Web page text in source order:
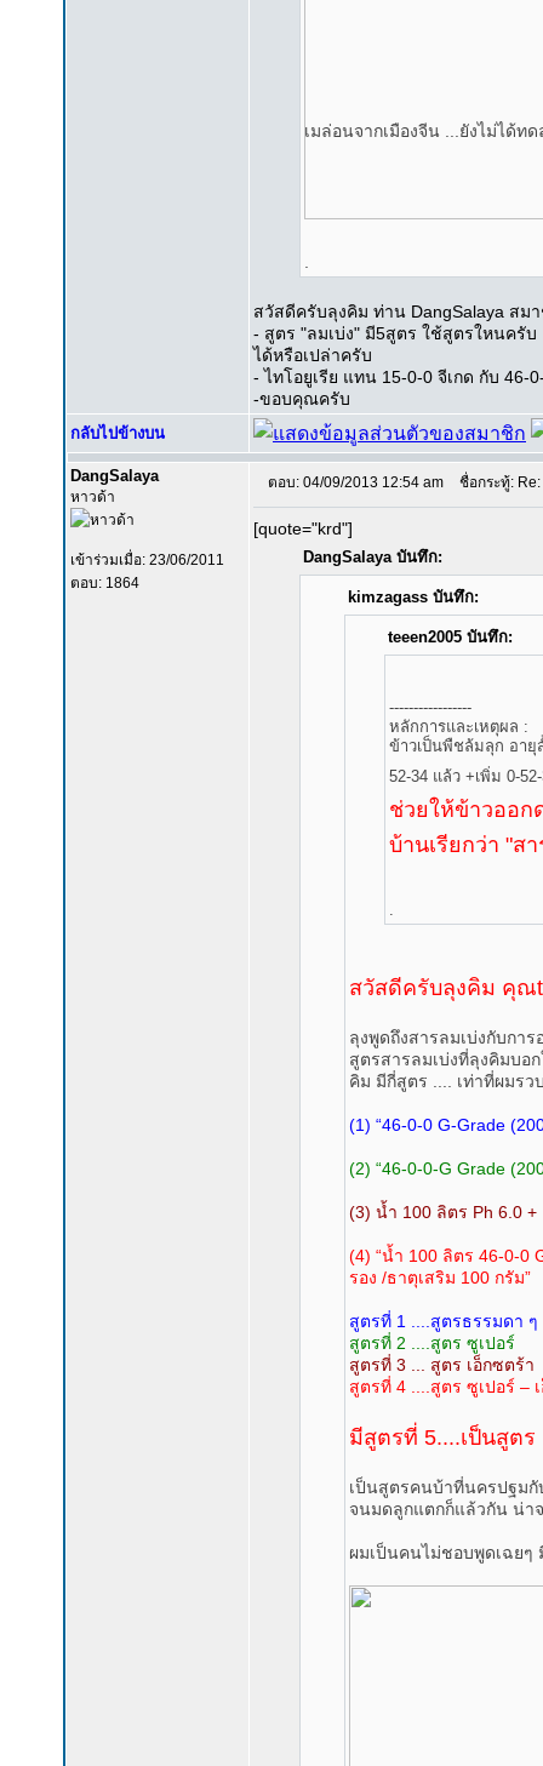
เมล่อนจากเมืองจีน ...ยังไม่ได้ท
สวัสดีครับลุงคิม ท่าน DangSalaya สม
- สูตร "ลมเบ่ง" มี5สูตร ใช้สูตรใหนครับ
ได้หรือเปล่าครับ
- ไทโอยูเรีย แทน 15-0-0 จีเกด กับ 46-
-ขอบคุณครับ
กลับไปข้างบน
DangSalaya
หาวด้า
เข้าร่วมเมื่อ: 23/06/2011
ตอบ: 1864
ตอบ: 04/09/2013 12:54 am ชื่อกระทู้:
[quote="krd"]
DangSalaya บันทึก:
kimzagass บันทึก:
teeen2005 บันทึก:
-----------------
หลักการและเหตุผล :
ข้าวเป็นพืชล้มลุก อายุ
52-34 แล้ว +เพิ่ม 0-
ช่วยให้ข้าวออก
บ้านเรียกว่า "สา
.
สวัสดีครับลุงคิม คุณ
ลุงพูดถึงสารลมเบ่งกับกา
สูตรสารลมเบ่งที่ลุงคิมบอ
คิม มีกี่สูตร .... เท่าที่ผมรว
(1) “46-0-0 G-Grade
(2) “46-0-0-G Grade
(3) น้ำ 100 ลิตร Ph 6.0
(4) “น้ำ 100 ลิตร 46-0-0
รอง /ธาตุเสริม 100 กรัม”
สูตรที่ 1 ....สูตรธรรมดา ๆ
สูตรที่ 2 ....สูตร ซูเปอร์
สูตรที่ 3 ... สูตร เอ็กซตร้า
สูตรที่ 4 ....สูตร ซูเปอร์ –
มีสูตรที่ 5....เป็นสูตร
เป็นสูตรคนบ้าที่นครปฐมกั
จนมดลูกแตกก็แล้วกัน น่า
ผมเป็นคนไม่ชอบพูดเฉยๆ